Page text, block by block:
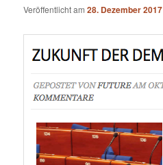
Veröffentlicht am28. Dezember 2017